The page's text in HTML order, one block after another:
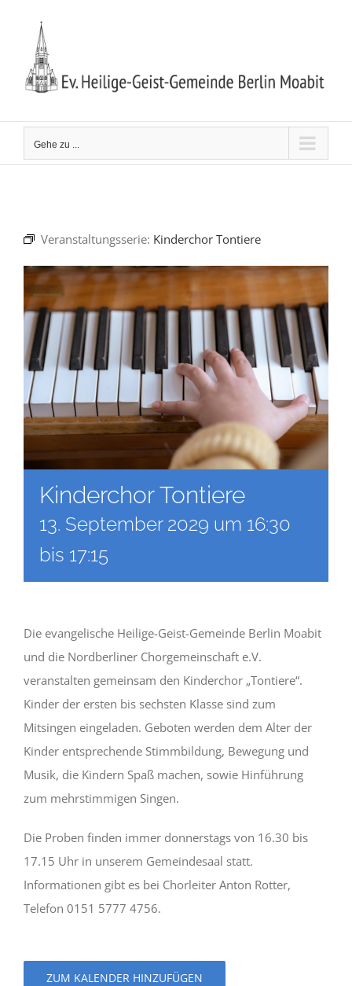
springen
Gehe zu ...
Veranstaltungsserie: Kinderchor Tontiere
Kinderchor Tontiere
13. September 2029 um 16:30
bis 17:15
Die evangelische Heilige-Geist-Gemeinde Berlin Moabit
und die Nordberliner Chorgemeinschaft e.V.
veranstalten gemeinsam den Kinderchor „Tontiere“.
Kinder der ersten bis sechsten Klasse sind zum
Mitsingen eingeladen. Geboten werden dem Alter der
Kinder entsprechende Stimmbildung, Bewegung und
Musik, die Kindern Spaß machen, sowie Hinführung
zum mehrstimmigen Singen.
Die Proben finden immer donnerstags von 16.30 bis
17.15 Uhr in unserem Gemeindesaal statt.
Informationen gibt es bei Chorleiter Anton Rotter,
Telefon 0151 5777 4756.
ZUM KALENDER HINZUFÜGEN